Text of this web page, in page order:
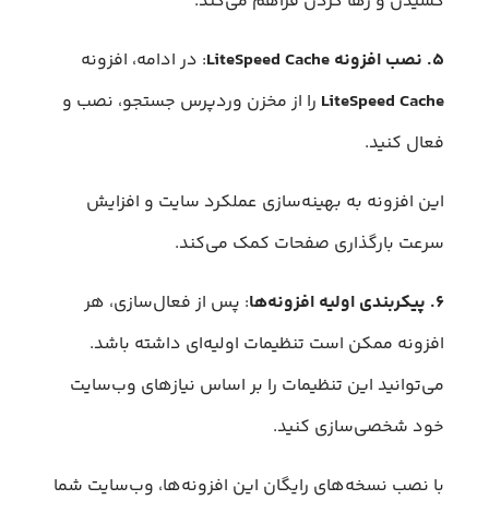
۵. نصب افزونه LiteSpeed Cache
: در ادامه، افزونه
LiteSpeed Cache را از مخزن وردپرس جستجو، نصب و
فعال کنید.
این افزونه به بهینه‌سازی عملکرد سایت و افزایش
سرعت بارگذاری صفحات کمک می‌کند.
۶. پیکربندی اولیه افزونه‌ها
: پس از فعال‌سازی، هر
افزونه ممکن است تنظیمات اولیه‌ای داشته باشد.
می‌توانید این تنظیمات را بر اساس نیازهای وب‌سایت
خود شخصی‌سازی کنید.
با نصب نسخه‌های رایگان این افزونه‌ها، وب‌سایت شما